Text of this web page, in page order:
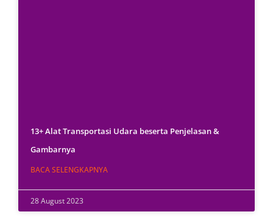
13+ Alat Transportasi Udara beserta Penjelasan &
Gambarnya
BACA SELENGKAPNYA
28 August 2023